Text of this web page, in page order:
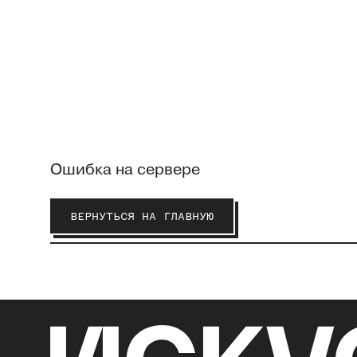
Ошибка на сервере
ВЕРНУТЬСЯ НА ГЛАВНУЮ